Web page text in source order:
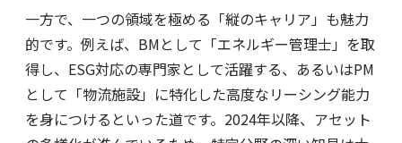
一方で、一つの領域を極める「縦のキャリア」も魅力
的です。例えば、BMとして「エネルギー管理士」を取
得し、ESG対応の専門家として活躍する、あるいはPM
として「物流施設」に特化した高度なリーシング能力
を身につけるといった道です。2024年以降、アセット